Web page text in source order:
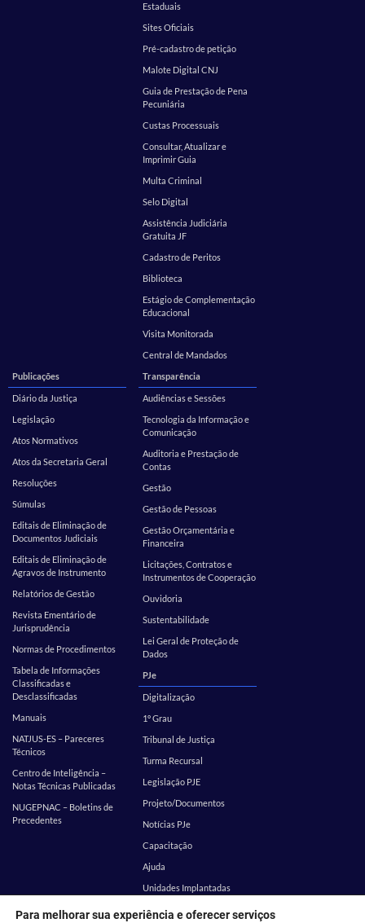
Estaduais
Sites Oficiais
Pré-cadastro de petição
Malote Digital CNJ
Guia de Prestação de Pena
Pecuniária
Custas Processuais
Consultar, Atualizar e
Imprimir Guia
Multa Criminal
Selo Digital
Assistência Judiciária
Gratuita JF
Cadastro de Peritos
Biblioteca
Estágio de Complementação
Educacional
Visita Monitorada
Central de Mandados
Publicações
Diário da Justiça
Legislação
Atos Normativos
Atos da Secretaria Geral
Resoluções
Súmulas
Editais de Eliminação de
Documentos Judiciais
Editais de Eliminação de
Agravos de Instrumento
Relatórios de Gestão
Revista Ementário de
Jurisprudência
Normas de Procedimentos
Tabela de Informações
Classificadas e
Desclassificadas
Manuais
NATJUS-ES – Pareceres
Técnicos
Centro de Inteligência –
Notas Técnicas Publicadas
NUGEPNAC – Boletins de
Precedentes
Transparência
Audiências e Sessões
Tecnologia da Informação e
Comunicação
Auditoria e Prestação de
Contas
Gestão
Gestão de Pessoas
Gestão Orçamentária e
Financeira
Licitações, Contratos e
Instrumentos de Cooperação
Ouvidoria
Sustentabilidade
Lei Geral de Proteção de
Dados
PJe
Digitalização
1º Grau
Tribunal de Justiça
Turma Recursal
Legislação PJE
Projeto/Documentos
Notícias PJe
Capacitação
Ajuda
Unidades Implantadas
Estatística
SEI
Para melhorar sua experiência e oferecer serviços